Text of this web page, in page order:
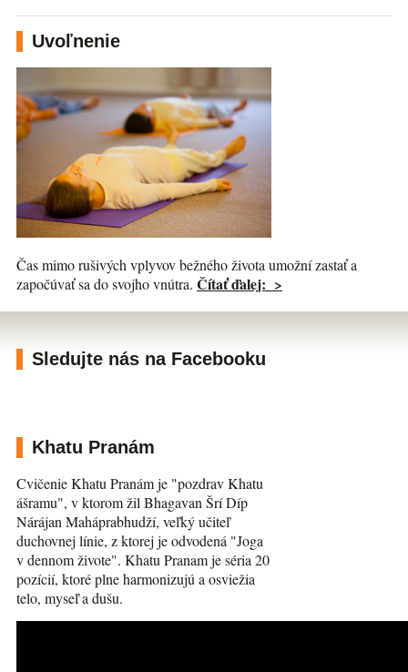
Uvoľnenie
Čas mimo rušivých vplyvov bežného života umožní zastať a
započúvať sa do svojho vnútra. Čítať ďalej: >
Sledujte nás na Facebooku
Khatu Pranám
Cvičenie Khatu Pranám je "pozdrav Khatu
ášramu", v ktorom žil Bhagavan Šrí Díp
Nárájan Maháprabhudží, veľký učiteľ
duchovnej línie, z ktorej je odvodená "Joga
v dennom živote". Khatu Pranam je séria 20
pozícií, ktoré plne harmonizujú a osviežia
telo, myseľ a dušu.